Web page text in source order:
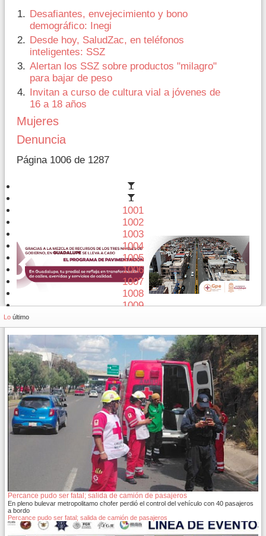
Desafiantes, envejecimiento y bono
demográfico: Inegi
Desde hoy, SaludZac, en teléfonos
inteligentes: SSZ
Alertan los SSZ sobre productos "milagro"
para bajar de peso
Invitan a curso de cultura vial a jóvenes de
16 a 18 años
Mujeres
Denuncia
Página 1006 de 1287
1001
1002
1003
1004
1005
1006
1007
1008
1009
Lo último
Percance pudo ser fatal; salida de camión de pasajeros
En pleno bulevar metropolitamo chofer perdió el control del vehículo con 40 pasajeros
a bordo
Percance pudo ser fatal; salida de camión de pasajeros